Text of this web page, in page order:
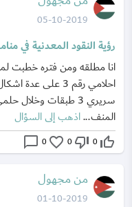
05-10-2019
رؤية النقود المعدنية في
انا مطلقه ومن فتره خطبت
سريري 3 طبقات
المنف...اذهب إلى السؤال
thumb_up_off_alt
0
thumb_down_off_alt
0
favorite_border
0
chat_bubble_outline
من مجهول
01-10-2019